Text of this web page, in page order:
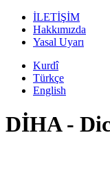
İLETİŞİM
Hakkımızda
Yasal Uyarı
Kurdî
Türkçe
English
DİHA -